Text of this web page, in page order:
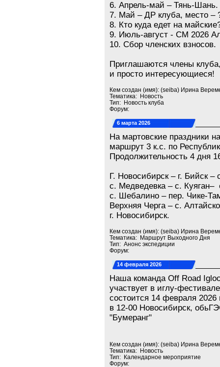
6. Апрель-май – Тянь-
7. Май – ДР клуба, место –
8. Кто куда едет на
9. Июль-август - СМ 2026
10. Сбор членских взносов.
Приглашаются члены
и просто интересующиеся!
Кем создан (имя): (seiba) Ирина
Тематика: Новость
Тип: Новость клуба
Форум:
6 марта 2026
На мартовские праздники
маршрут 3 к.с. по
Продолжительность 4 дня
Г. Новосибирск – г. Бийск –
с. Медведевка – с. Куяган–
с. Шебалино – пер. Чике-
Верхняя Черга – с.
г. Новосибирск.
Кем создан (имя): (seiba) Ирина
Тематика: Маршрут Выходного Дня
Тип: Анонс экспедиции
Форум:
14 февраля 2026
Наша команда Off Road
участвует в иглу-
состоится 14 февраля 2026
в 12-00 Новосибирск,
"Бумеранг"
Кем создан (имя): (seiba) Ирина
Тематика: Новость
Тип: Календарное мероприятие
Форум: